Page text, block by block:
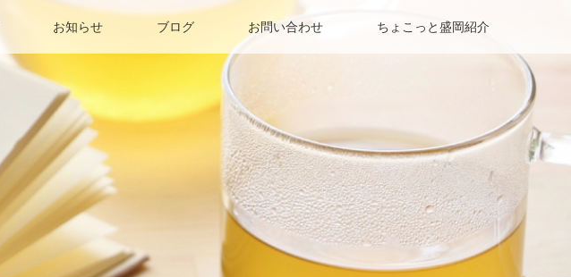
お知らせ ブログ お問い合わせ ちょこっと盛岡紹介